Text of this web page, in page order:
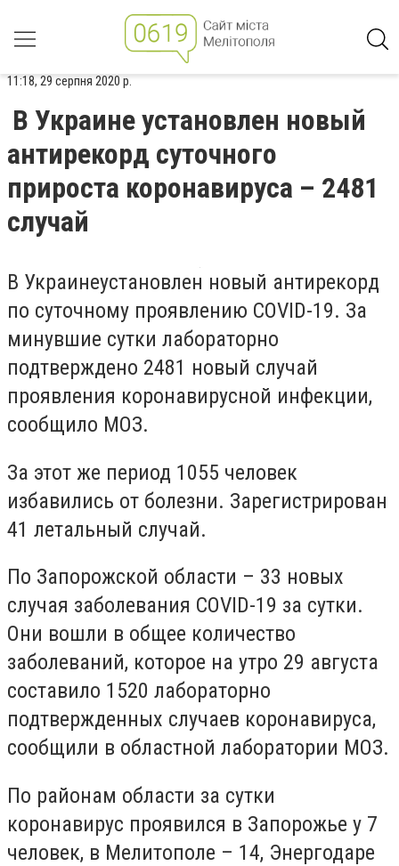
11:18, 29 серпня 2020 р.
В Украине установлен новый
антирекорд суточного
прироста коронавируса – 2481
случай
В Украинеустановлен новый антирекорд
по суточному проявлению COVID-19. За
минувшие сутки лабораторно
подтверждено 2481 новый случай
проявления коронавирусной инфекции,
сообщило МОЗ.
За этот же период 1055 человек
избавились от болезни. Зарегистрирован
41 летальный случай.
По Запорожской области – 33 новых
случая заболевания COVID-19 за сутки.
Они вошли в общее количество
заболеваний, которое на утро 29 августа
составило 1520 лабораторно
подтвержденных случаев коронавируса,
сообщили в областной лаборатории МОЗ.
По районам области за сутки
коронавирус проявился в Запорожье у 7
человек, в Мелитополе – 14, Энергодаре